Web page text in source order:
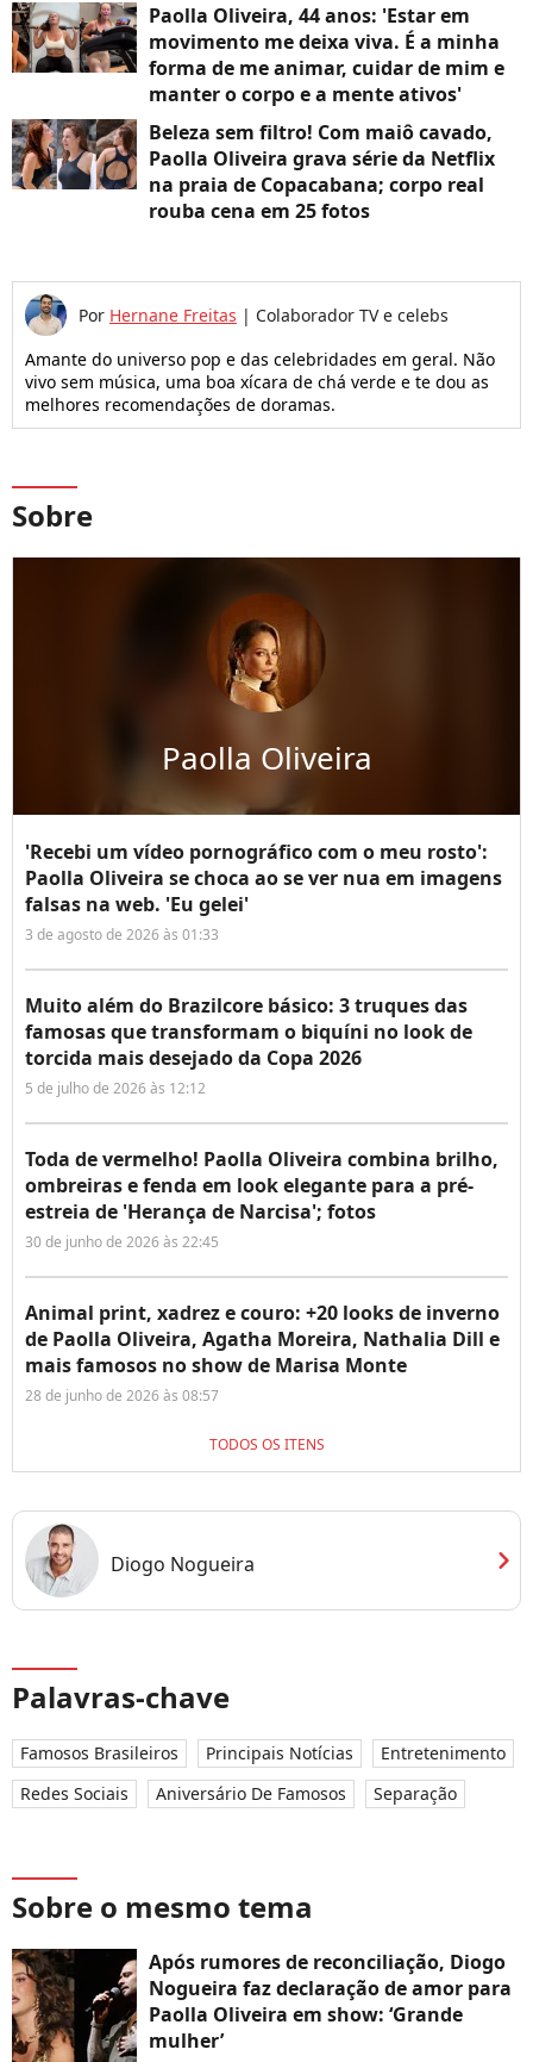
Paolla Oliveira, 44 anos: 'Estar em
movimento me deixa viva. É a minha
forma de me animar, cuidar de mim e
manter o corpo e a mente ativos'
Beleza sem filtro! Com maiô cavado,
Paolla Oliveira grava série da Netflix
na praia de Copacabana; corpo real
rouba cena em 25 fotos
Por Hernane Freitas | Colaborador TV e celebs
Amante do universo pop e das celebridades em geral. Não
vivo sem música, uma boa xícara de chá verde e te dou as
melhores recomendações de doramas.
Sobre
Paolla Oliveira
'Recebi um vídeo pornográfico com o meu rosto':
Paolla Oliveira se choca ao se ver nua em imagens
falsas na web. 'Eu gelei'
3 de agosto de 2026 às 01:33
Muito além do Brazilcore básico: 3 truques das
famosas que transformam o biquíni no look de
torcida mais desejado da Copa 2026
5 de julho de 2026 às 12:12
Toda de vermelho! Paolla Oliveira combina brilho,
ombreiras e fenda em look elegante para a pré-
estreia de 'Herança de Narcisa'; fotos
30 de junho de 2026 às 22:45
Animal print, xadrez e couro: +20 looks de inverno
de Paolla Oliveira, Agatha Moreira, Nathalia Dill e
mais famosos no show de Marisa Monte
28 de junho de 2026 às 08:57
TODOS OS ITENS
Diogo Nogueira chevron_right
Palavras-chave
Famosos Brasileiros Principais Notícias
Entretenimento
Redes Sociais
Aniversário De Famosos Separação
Sobre o mesmo tema
Após rumores de reconciliação, Diogo
Nogueira faz declaração de amor para
Paolla Oliveira em show: ‘Grande
mulher’